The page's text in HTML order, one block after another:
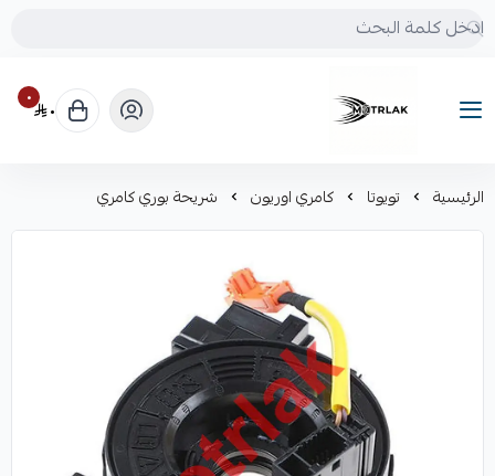
Motrlak
٠ ٠
الرئيسية تويوتا كامري اوريون شريحة بوري كامري